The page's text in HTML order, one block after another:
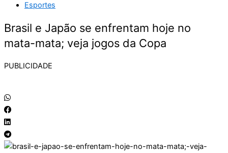
Esportes
Brasil e Japão se enfrentam hoje no
mata-mata; veja jogos da Copa
PUBLICIDADE